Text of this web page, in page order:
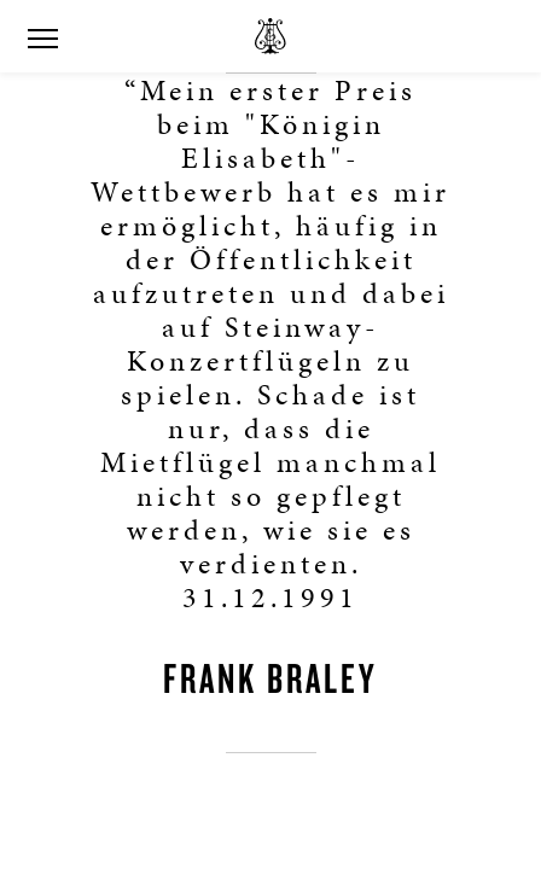
“Mein erster Preis
beim "Königin
Elisabeth"-
Wettbewerb hat es mir
ermöglicht, häufig in
der Öffentlichkeit
aufzutreten und dabei
auf Steinway-
Konzertflügeln zu
spielen. Schade ist
nur, dass die
Mietflügel manchmal
nicht so gepflegt
werden, wie sie es
verdienten.
31.12.1991
FRANK BRALEY